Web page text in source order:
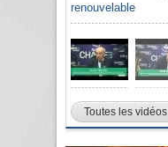
renouvelable
Toutes les vidéos